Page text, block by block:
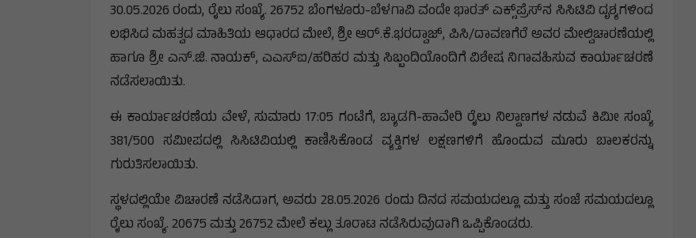
30.05.2026 ರಂದು, ರೈಲು ಸಂಖ್ಯೆ. 26752 ಬೆಂಗಳೂರು-ಬೆಳಗಾವಿ ವಂದೇ ಭಾರತ್ ಎಕ್ಸ್‌ಪ್ರೆಸ್‌ನ ಸಿಸಿಟಿವಿ ದೃಶ್ಯಗಳಿಂದ
ಲಭಿಸಿದ ಮಹತ್ವದ ಮಾಹಿತಿಯ ಆಧಾರದ ಮೇಲೆ, ಶ್ರೀ ಆರ್.ಕೆ.ಭರದ್ವಾಜ್, ಪಿಸಿ/ದಾವಣಗೆರೆ ಅವರ ಮೇಲ್ವಿಚಾರಣೆಯಲ್ಲಿ
ಹಾಗೂ ಶ್ರೀ ಎನ್.ಜಿ. ನಾಯಕ್, ಎಎಸ್‌ಐ/ಹರಿಹರ ಮತ್ತು ಸಿಬ್ಬಂದಿಯೊಂದಿಗೆ ವಿಶೇಷ ನಿಗಾವಹಿಸುವ ಕಾರ್ಯಾಚರಣೆ
ನಡೆಸಲಾಯಿತು.
ಈ ಕಾರ್ಯಾಚರಣೆಯ ವೇಳೆ, ಸುಮಾರು 17:05 ಗಂಟೆಗೆ, ಬ್ಯಾಡಗಿ-ಹಾವೇರಿ ರೈಲು ನಿಲ್ದಾಣಗಳ ನಡುವೆ ಕಿಮೀ ಸಂಖ್ಯೆ
381/500 ಸಮೀಪದಲ್ಲಿ ಸಿಸಿಟಿವಿಯಲ್ಲಿ ಕಾಣಿಸಿಕೊಂಡ ವ್ಯಕ್ತಿಗಳ ಲಕ್ಷಣಗಳಿಗೆ ಹೊಂದುವ ಮೂರು ಬಾಲಕರನ್ನು
ಗುರುತಿಸಲಾಯಿತು.
ಸ್ಥಳದಲ್ಲಿಯೇ ವಿಚಾರಣೆ ನಡೆಸಿದಾಗ, ಅವರು 28.05.2026 ರಂದು ದಿನದ ಸಮಯದಲ್ಲೂ ಮತ್ತು ಸಂಜೆ ಸಮಯದಲ್ಲೂ
ರೈಲು ಸಂಖ್ಯೆ. 20675 ಮತ್ತು 26752 ಮೇಲೆ ಕಲ್ಲು ತೂರಾಟ ನಡೆಸಿರುವುದಾಗಿ ಒಪ್ಪಿಕೊಂಡರು.